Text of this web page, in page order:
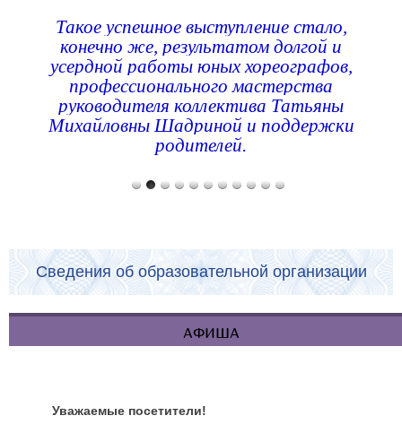
Такое успешное выступление стало,
конечно же, результатом долгой и
усердной работы юных хореографов,
профессионального мастерства
руководителя коллектива Татьяны
Михайловны Шадриной и поддержки
родителей.
Сведения об образовательной организации
АФИША
Уважаемые посетители!